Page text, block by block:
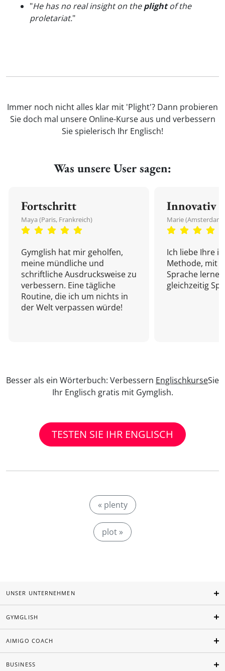
"He has no real insight on theplightof the
proletariat."
Immer noch nicht alles klar mit 'Plight'? Dann probieren
Sie doch mal unsere Online-Kurse aus und verbessern
Sie spielerisch Ihr Englisch!
Was unsere User sagen:
Fortschritt
Maya (Paris, Frankreich)
Gymglish hat mir geholfen,
meine mündliche und
schriftliche Ausdrucksweise zu
verbessern. Eine tägliche
Routine, die ich um nichts in
der Welt verpassen würde!
Innovativ
Marie
Ich liebe Ihre
Methode, mit
Sprache
gleichzeitig
Besser als ein Wörterbuch: Verbessern EnglischkurseSie
Ihr Englisch gratis mit Gymglish.
TESTEN SIE IHR ENGLISCH
« plenty
plot »
UNSER UNTERNEHMEN
GYMGLISH
AIMIGO COACH
BUSINESS